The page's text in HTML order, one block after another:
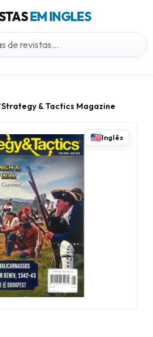
EM INGLES
Strategy & Tactics Magazine
Inglês